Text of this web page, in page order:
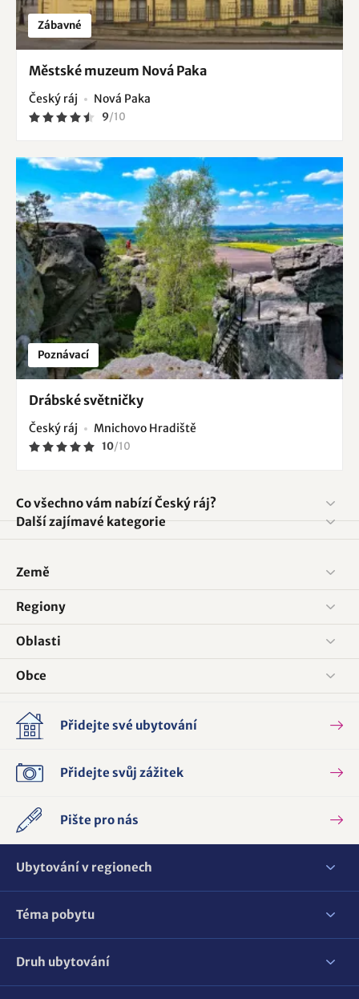
Zábavné
Městské muzeum Nová Paka
Český ráj Nová Paka
9/10
Poznávací
Drábské světničky
Český ráj Mnichovo Hradiště
10/10
Co všechno vám nabízí Český ráj?
Další zajímavé kategorie
Země
Regiony
Oblasti
Obce
Přidejte své ubytování
Přidejte svůj zážitek
Pište pro nás
Ubytování v regionech
Téma pobytu
Druh ubytování